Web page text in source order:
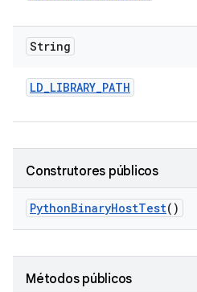
String
LD_LIBRARY_PATH
Construtores públicos
PythonBinaryHostTest()
Métodos públicos